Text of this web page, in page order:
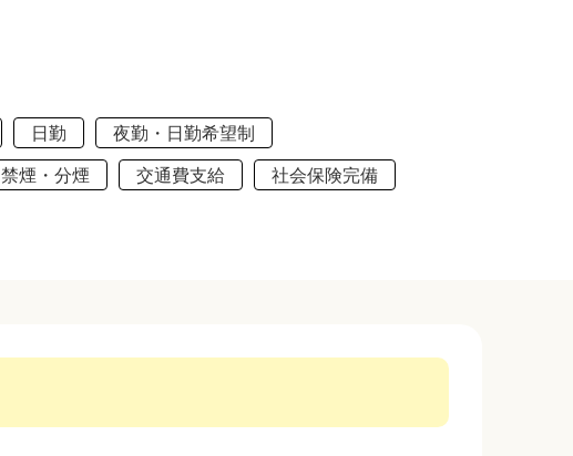
日勤
夜勤・日勤希望制
禁煙・分煙 交通費支給
社会保険完備